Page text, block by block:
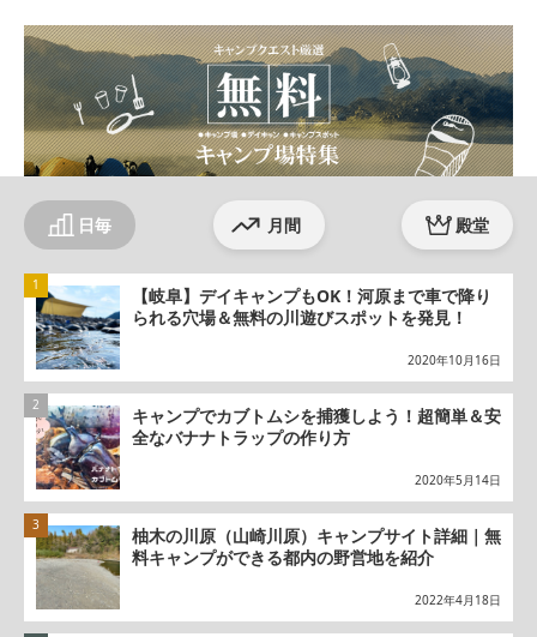
日毎 月間 殿堂
【岐阜】デイキャンプもOK！河原まで車で降り
られる穴場＆無料の川遊びスポットを発見！
2020年10月16日
キャンプでカブトムシを捕獲しよう！超簡単＆安
全なバナナトラップの作り方
2020年5月14日
柚木の川原（山崎川原）キャンプサイト詳細｜無
料キャンプができる都内の野営地を紹介
2022年4月18日